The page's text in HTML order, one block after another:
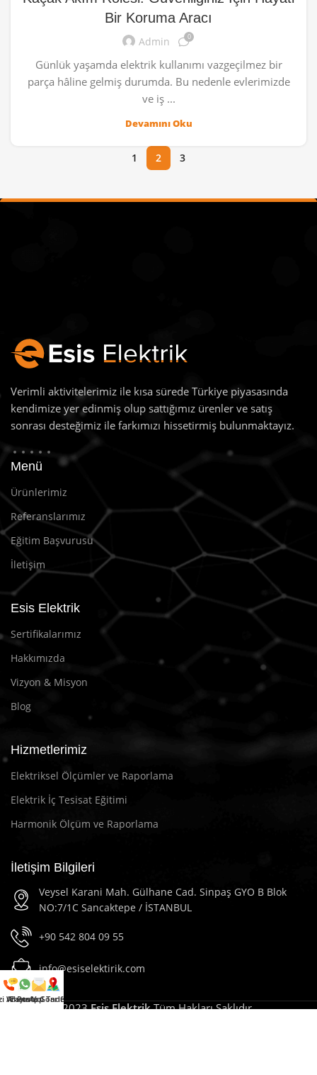
Bir Koruma Aracı
Admin 0
Günlük yaşamda elektrik kullanımı vazgeçilmez bir
parça hâline gelmiş durumda. Bu nedenle evlerimizde
ve iş ...
Devamını Oku
1 2 3
Verimli aktivitelerimiz ile kısa sürede Türkiye piyasasında
kendimize yer edinmiş olup sattığımız ürenler ve satış
sonrası desteğimiz ile farkımızı hissetirmiş bulunmaktayız.
Menü
Ürünlerimiz
Referanslarımız
Eğitim Başvurusu
İletişim
Esis Elektrik
Sertifikalarımız
Hakkımızda
Vizyon & Misyon
Blog
Hizmetlerimiz
Elektriksel Ölçümler ve Raporlama
Elektrik İç Tesisat Eğitimi
Harmonik Ölçüm ve Raporlama
İletişim Bilgileri
Veysel Karani Mah. Gülhane Cad. Sinpaş GYO B Blok
NO:7/1C Sancaktepe / İSTANBUL
+90 542 804 09 55
info@esiselektirik.com
2023Esis ElektrikTüm Hakları Saklıdır.
Arayın
WhatsApp
E-Posta Gönder
Yol Tarifi Al